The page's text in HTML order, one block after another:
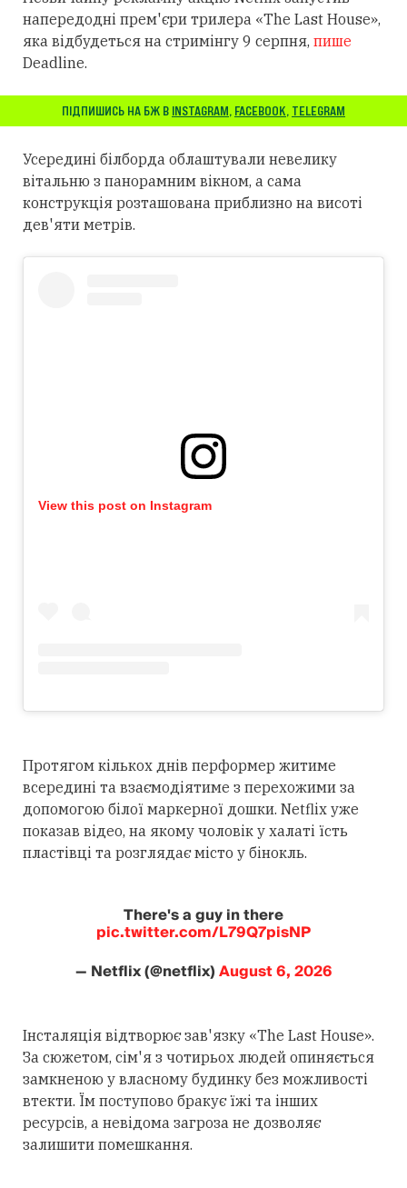
напередодні прем'єри трилера «The Last House»,
яка відбудеться на стримінгу 9 серпня, пише
Deadline.
ПІДПИШИСЬ НА БЖ В INSTAGRAM, FACEBOOK, TELEGRAM
Усередині білборда облаштували невелику
вітальню з панорамним вікном, а сама
конструкція розташована приблизно на висоті
дев'яти метрів.
View this post on Instagram
Протягом кількох днів перформер житиме
всередині та взаємодіятиме з перехожими за
допомогою білої маркерної дошки. Netflix уже
показав відео, на якому чоловік у халаті їсть
пластівці та розглядає місто у бінокль.
There's a guy in there
pic.twitter.com/L79Q7pisNP
— Netflix (@netflix)August 6, 2026
Інсталяція відтворює зав'язку «The Last House».
За сюжетом, сім'я з чотирьох людей опиняється
замкненою у власному будинку без можливості
втекти. Їм поступово бракує їжі та інших
ресурсів, а невідома загроза не дозволяє
залишити помешкання.